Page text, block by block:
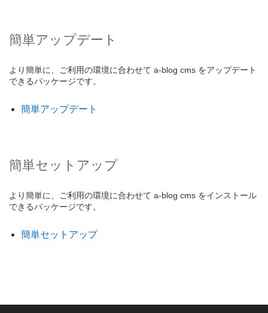
簡単アップデート
より簡単に、ご利用の環境に合わせて a-blog cms をアップデート
できるパッケージです。
簡単アップデート
簡単セットアップ
より簡単に、ご利用の環境に合わせて a-blog cms をインストール
できるパッケージです。
簡単セットアップ